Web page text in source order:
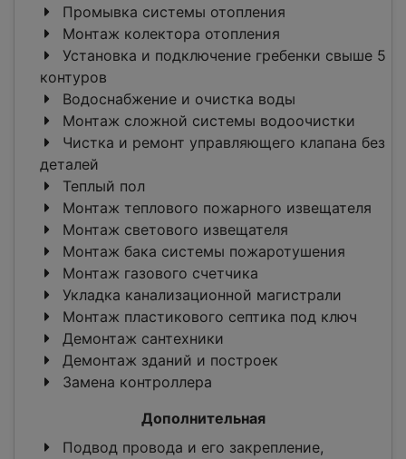
Промывка системы отопления
Монтаж колектора отопления
Установка и подключение гребенки свыше 5
контуров
Водоснабжение и очистка воды
Монтаж сложной системы водоочистки
Чистка и ремонт управляющего клапана без
деталей
Теплый пол
Монтаж теплового пожарного извещателя
Монтаж светового извещателя
Монтаж бака системы пожаротушения
Монтаж газового счетчика
Укладка канализационной магистрали
Монтаж пластикового септика под ключ
Демонтаж сантехники
Демонтаж зданий и построек
Замена контроллера
Дополнительная
Подвод провода и его закрепление,